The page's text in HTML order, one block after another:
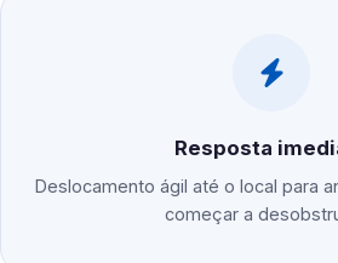
Resposta
Deslocamento ágil até o local para
começar a